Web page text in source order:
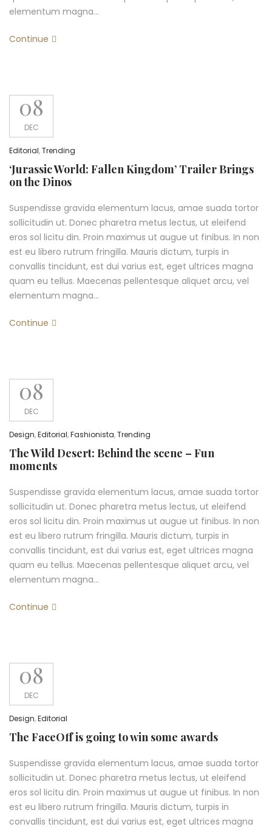
elementum magna…
Continue
08
DEC
Editorial,Trending
‘Jurassic World: Fallen Kingdom’ Trailer Brings
on the Dinos
Suspendisse gravida elementum lacus, amae suada tortor
sollicitudin ut. Donec pharetra metus lectus, ut eleifend
eros sol licitu din. Proin maximus ut augue ut finibus. In non
est eu libero rutrum fringilla. Mauris dictum, turpis in
convallis tincidunt, est dui varius est, eget ultrices magna
quam eu tellus. Maecenas pellentesque aliquet arcu, vel
elementum magna…
Continue
08
DEC
Design,Editorial,Fashionista,Trending
The Wild Desert: Behind the scene – Fun
moments
Suspendisse gravida elementum lacus, amae suada tortor
sollicitudin ut. Donec pharetra metus lectus, ut eleifend
eros sol licitu din. Proin maximus ut augue ut finibus. In non
est eu libero rutrum fringilla. Mauris dictum, turpis in
convallis tincidunt, est dui varius est, eget ultrices magna
quam eu tellus. Maecenas pellentesque aliquet arcu, vel
elementum magna…
Continue
08
DEC
Design,Editorial
The FaceOff is going to win some awards
Suspendisse gravida elementum lacus, amae suada tortor
sollicitudin ut. Donec pharetra metus lectus, ut eleifend
eros sol licitu din. Proin maximus ut augue ut finibus. In non
est eu libero rutrum fringilla. Mauris dictum, turpis in
convallis tincidunt, est dui varius est, eget ultrices magna